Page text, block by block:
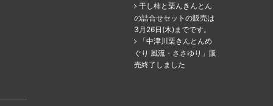
干し柿と栗んきんとん
の詰合せセットの販売は
3月26日(木)までです。
「中津川栗きんとんめ
ぐり 風流・ささゆり」販
売終了しました